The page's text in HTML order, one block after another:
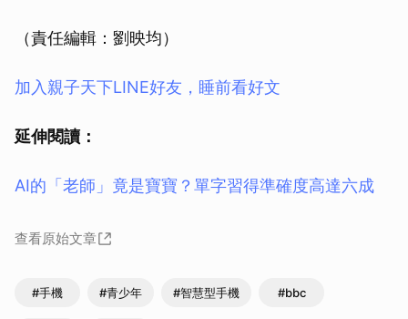
（責任編輯：劉映均）
加入親子天下LINE好友，睡前看好文
延伸閱讀：
AI的「老師」竟是寶寶？單字習得準確度高達六成
查看原始文章
#手機 #青少年 #智慧型手機 #bbc